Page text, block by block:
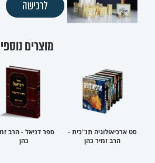
לרכישה
מוצרים
סט ארכיאולוגיה תנ"כית -
הרב זמיר כהן
ספר דניאל - הרב
כהן